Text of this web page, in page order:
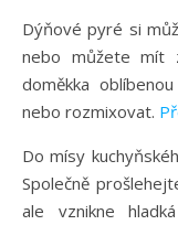
Dýňové pyré si
nebo můžete mít
doměkka
nebo rozmixovat.
Do mísy
Společně
ale vznikne